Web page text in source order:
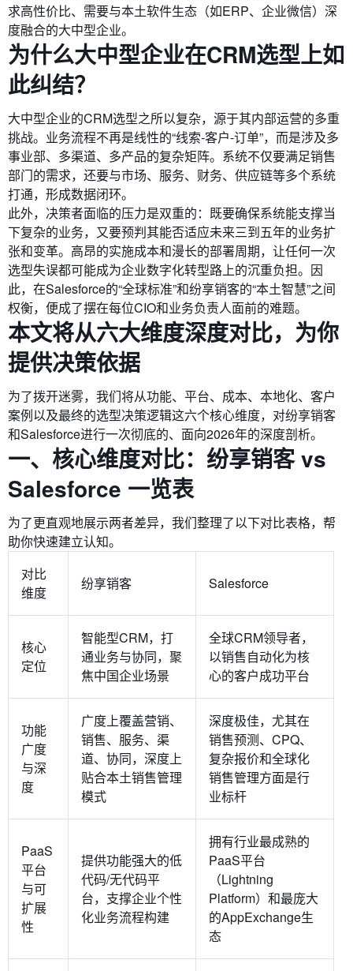
求高性价比、需要与本土软件生态（如ERP、企业微信）深
度融合的大中型企业。
为什么大中型企业在CRM选型上如
此纠结？
大中型企业的CRM选型之所以复杂，源于其内部运营的多重
挑战。业务流程不再是线性的“线索-客户-订单”，而是涉及多
事业部、多渠道、多产品的复杂矩阵。系统不仅要满足销售
部门的需求，还要与市场、服务、财务、供应链等多个系统
打通，形成数据闭环。
此外，决策者面临的压力是双重的：既要确保系统能支撑当
下复杂的业务，又要预判其能否适应未来三到五年的业务扩
张和变革。高昂的实施成本和漫长的部署周期，让任何一次
选型失误都可能成为企业数字化转型路上的沉重负担。因
此，在Salesforce的“全球标准”和纷享销客的“本土智慧”之间
权衡，便成了摆在每位CIO和业务负责人面前的难题。
本文将从六大维度深度对比，为你
提供决策依据
为了拨开迷雾，我们将从功能、平台、成本、本地化、客户
案例以及最终的选型决策逻辑这六个核心维度，对纷享销客
和Salesforce进行一次彻底的、面向2026年的深度剖析。
一、核心维度对比：纷享销客 vs
Salesforce 一览表
为了更直观地展示两者差异，我们整理了以下对比表格，帮
助你快速建立认知。
对比
维度
纷享销客 Salesforce
核心
定位
智能型CRM，打
通业务与协同，聚
焦中国企业场景
全球CRM领导者，
以销售自动化为核
心的客户成功平台
功能
广度
与深
度
广度上覆盖营销、
销售、服务、渠
道、协同，深度上
贴合本土销售管理
模式
深度极佳，尤其在
销售预测、CPQ、
复杂报价和全球化
销售管理方面是行
业标杆
PaaS
平台
与可
扩展
性
提供功能强大的低
代码/无代码平
台，支撑企业个性
化业务流程构建
拥有行业最成熟的
PaaS平台
（Lightning
Platform）和最庞大
的AppExchange生
态